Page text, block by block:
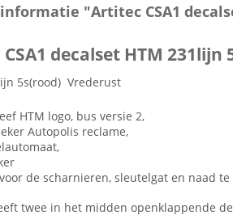
"Artitec CSA1
decalset HTM
5s(rood) Vrederust
HTM logo, bus versie 2,
Autopolis reclame,
de scharnieren, sleutelgat en naad
twee in het midden openklappende